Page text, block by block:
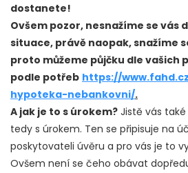
dostanete!
Ovšem pozor, nesnažíme se vás
situace, právě naopak, snažíme
proto můžeme půjčku dle vašich
podle potřeb https://
hypoteka-nebankovni/.
A jak je to s úrokem? Jistě vás
tedy s úrokem. Ten se připisuje na
poskytovateli úvěru a pro vás je to
Ovšem není se čeho obávat